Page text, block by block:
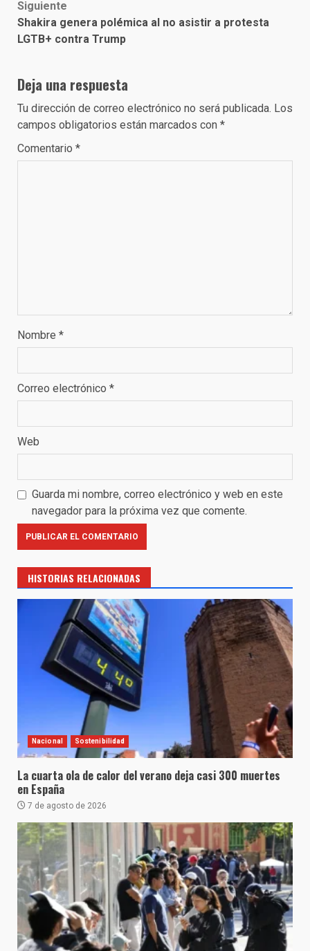
Siguiente
Shakira genera polémica al no asistir a protesta
LGTB+ contra Trump
Deja una respuesta
Tu dirección de correo electrónico no será publicada. Los
campos obligatorios están marcados con *
Comentario *
Nombre *
Correo electrónico *
Web
Guarda mi nombre, correo electrónico y web en este
navegador para la próxima vez que comente.
HISTORIAS RELACIONADAS
Nacional Sostenibilidad
La cuarta ola de calor del verano deja casi 300 muertes
en España
7 de agosto de 2026